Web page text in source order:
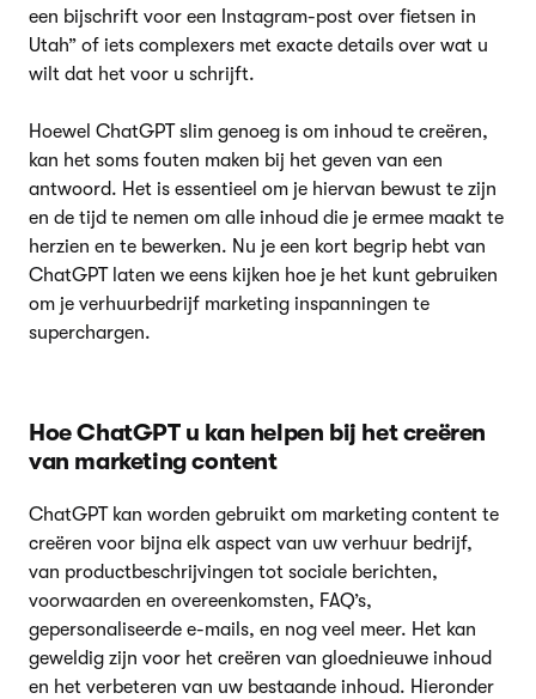
een bijschrift voor een Instagram-post over fietsen in
Utah” of iets complexers met exacte details over wat u
wilt dat het voor u schrijft.
Hoewel ChatGPT slim genoeg is om inhoud te creëren,
kan het soms fouten maken bij het geven van een
antwoord. Het is essentieel om je hiervan bewust te zijn
en de tijd te nemen om alle inhoud die je ermee maakt te
herzien en te bewerken. Nu je een kort begrip hebt van
ChatGPT laten we eens kijken hoe je het kunt gebruiken
om je verhuurbedrijf marketing inspanningen te
superchargen.
Hoe ChatGPT u kan helpen bij het creëren
van marketing content
ChatGPT kan worden gebruikt om marketing content te
creëren voor bijna elk aspect van uw verhuur bedrijf,
van productbeschrijvingen tot sociale berichten,
voorwaarden en overeenkomsten, FAQ’s,
gepersonaliseerde e-mails, en nog veel meer. Het kan
geweldig zijn voor het creëren van gloednieuwe inhoud
en het verbeteren van uw bestaande inhoud. Hieronder